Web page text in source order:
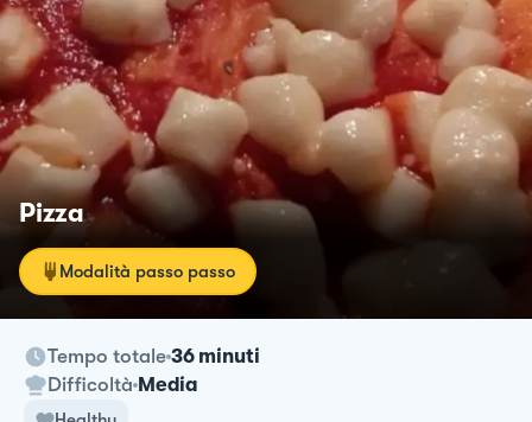
Pizza
Modalità passo passo
Tempo totale 36 minuti
Difficoltà Media